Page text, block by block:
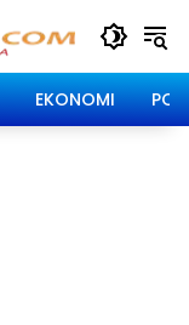
EKONOMI